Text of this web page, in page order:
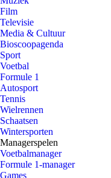
Film
Televisie
Media & Cultuur
Bioscoopagenda
Sport
Voetbal
Formule 1
Autosport
Tennis
Wielrennen
Schaatsen
Wintersporten
Managerspelen
Voetbalmanager
Formule 1-manager
Games